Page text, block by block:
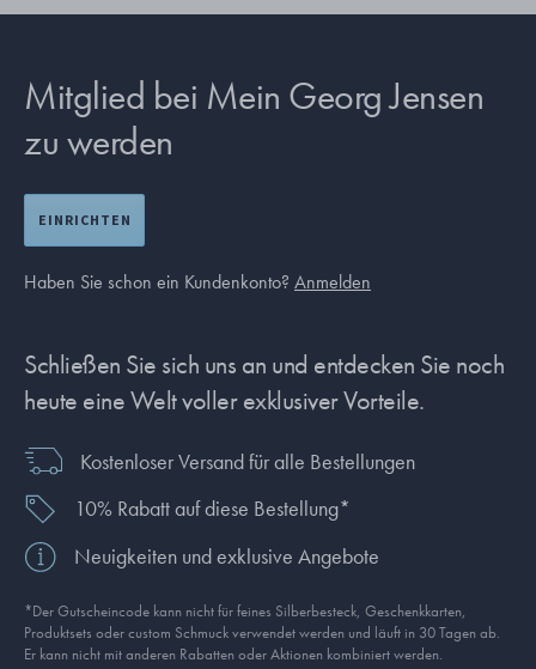
Mitglied bei Mein Georg Jensen
zu werden
EINRICHTEN
Haben Sie schon ein Kundenkonto? Anmelden
Schließen Sie sich uns an und entdecken Sie noch
heute eine Welt voller exklusiver Vorteile.
Kostenloser Versand für alle Bestellungen
10% Rabatt auf diese Bestellung*
Neuigkeiten und exklusive Angebote
*Der Gutscheincode kann nicht für feines Silberbesteck, Geschenkkarten,
Produkt­sets oder custom Schmuck verwendet werden und läuft in 30 Tagen ab.
Er kann nicht mit anderen Rabatten oder Aktionen kombiniert werden.